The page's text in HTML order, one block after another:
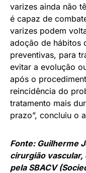
varizes ainda não
é capaz de
varizes podem
adoção de hábitos
preventivas, para
evitar a evolução
após o
reincidência do
tratamento mais
prazo”, concluiu o
Fonte: Guilherme
cirurgião
pela SBACV